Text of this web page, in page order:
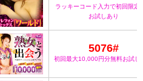
ラッキーコード入力で初回限定
お試しあり
5076#
初回最大10,000円分無料お試し